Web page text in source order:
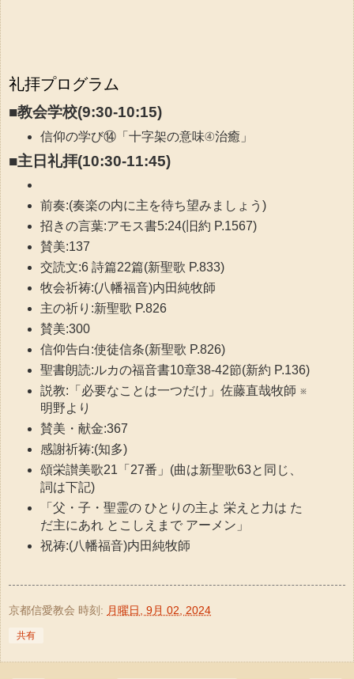
礼拝プログラム
■教会学校(9:30-10:15)
信仰の学び⑭「十字架の意味④治癒」
■主日礼拝(10:30-11:45)
前奏:(奏楽の内に主を待ち望みましょう)
招きの言葉:アモス書5:24(旧約 P.1567)
賛美:137
交読文:6 詩篇22篇(新聖歌 P.833)
牧会祈祷:(八幡福音)内田純牧師
主の祈り:新聖歌 P.826
賛美:300
信仰告白:使徒信条(新聖歌 P.826)
聖書朗読:ルカの福音書10章38-42節(新約 P.136)
説教:「必要なことは一つだけ」佐藤直哉牧師 ※
明野より
賛美・献金:367
感謝祈祷:(知多)
頌栄讃美歌21「27番」(曲は新聖歌63と同じ、
詞は下記)
「父・子・聖霊の ひとりの主よ 栄えと力は た
だ主にあれ とこしえまで アーメン」
祝祷:(八幡福音)内田純牧師
京都信愛教会 時刻: 月曜日, 9月 02, 2024
共有